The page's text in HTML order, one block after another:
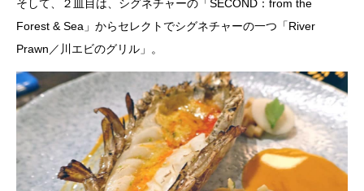
そして、２皿目は、シグネチャーの「SECOND：from the
Forest & Sea」からセレクトでシグネチャーの一つ「River
Prawn／川エビのグリル」。